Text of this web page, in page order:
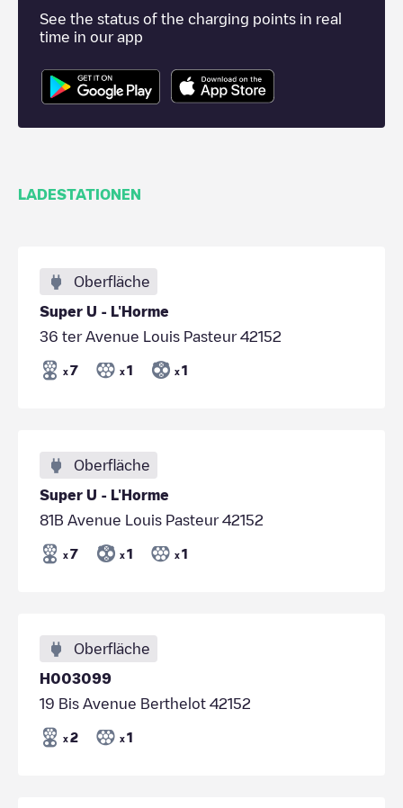
See the status of the charging points in real
time in our app
LADESTATIONEN
Oberfläche
Super U - L'Horme
36 ter Avenue Louis Pasteur 42152
x 7 x 1 x 1
Oberfläche
Super U - L'Horme
81B Avenue Louis Pasteur 42152
x 7 x 1 x 1
Oberfläche
H003099
19 Bis Avenue Berthelot 42152
x 2 x 1